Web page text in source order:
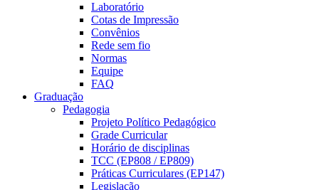
Laboratório
Cotas de Impressão
Convênios
Rede sem fio
Normas
Equipe
FAQ
Graduação
Pedagogia
Projeto Político Pedagógico
Grade Curricular
Horário de disciplinas
TCC (EP808 / EP809)
Práticas Curriculares (EP147)
Legislação